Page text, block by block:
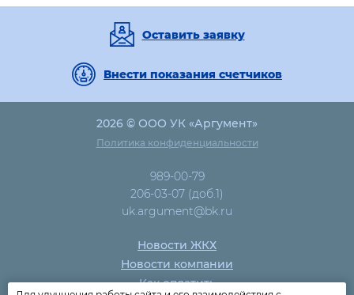
Оставить заявку
Внести показания счетчиков
2026 © ООО УК «Аргумент»
Политика конфиденциальности
989-00-79
206-03-07 (доб.1)
uk.argument@bk.ru
Новости ЖКХ
Новости компании
Как оплатить